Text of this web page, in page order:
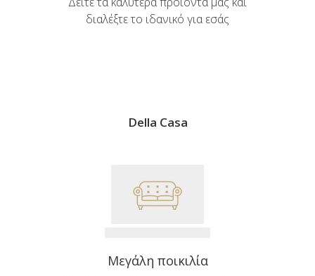
διαλέξτε το ιδανικό για εσάς
Della Casa
Μεγάλη ποικιλία